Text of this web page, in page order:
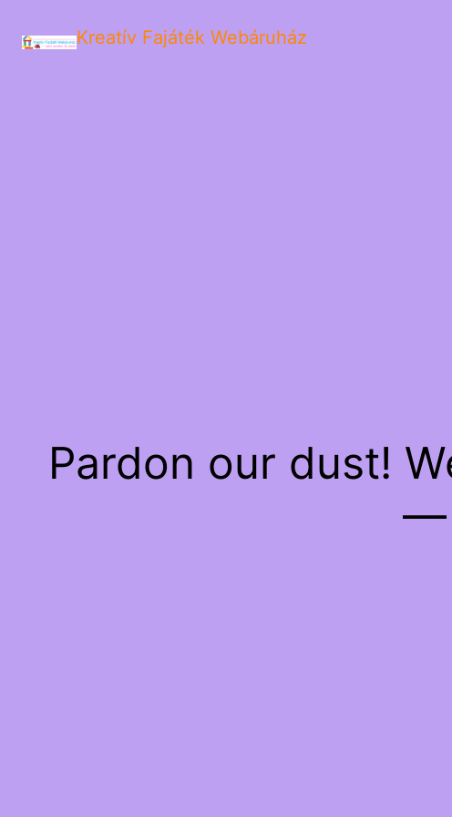
Kreatív Fajáték Webáruház
Pardon our dust!
—